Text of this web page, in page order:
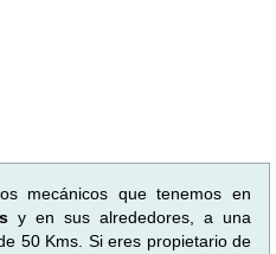
mecánicos que tenemos en
y en sus alrededores, a una
50 Kms. Si eres propietario de